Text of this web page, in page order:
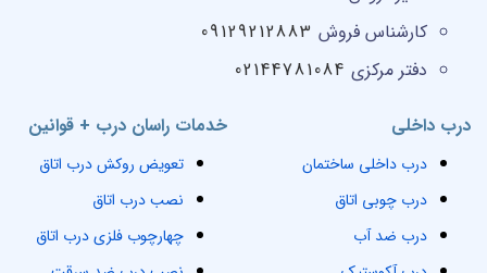
خدمات راسان درب + قوانین
تعویض روکش درب اتاق
نصب درب اتاق
چهارچوب فلزی درب اتاق
درب داخلی
درب داخلی ساختمان
درب چوبی اتاق
درب ضد آب
کارشناس فروش 09129212883
دفتر مرکزی 02144781084